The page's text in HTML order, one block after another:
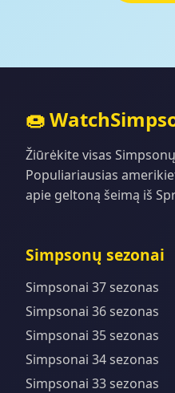
🍩
Žiūrėkite visas
Populiariausias
apie geltoną šeimą iš
Simpsonų sezonai
Simpsonai 37 sezonas
Simpsonai 36 sezonas
Simpsonai 35 sezonas
Simpsonai 34 sezonas
Simpsonai 33 sezonas